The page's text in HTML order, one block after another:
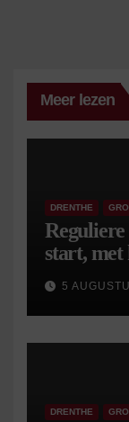
Meer lezen
DRENTHE
Reguliere
start,
5
DRENTHE